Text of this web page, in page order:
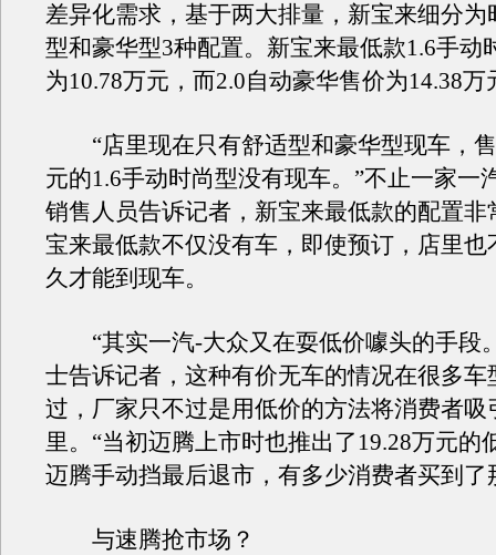
差异化需求，基于两大排量，新宝来细分为
型和豪华型3种配置。新宝来最低款1.6手动
为10.78万元，而2.0自动豪华售价为14.38万
“店里现在只有舒适型和豪华型现车，售
元的1.6手动时尚型没有现车。”不止一家一
销售人员告诉记者，新宝来最低款的配置非
宝来最低款不仅没有车，即使预订，店里也
久才能到现车。
“其实一汽-大众又在耍低价噱头的手段
士告诉记者，这种有价无车的情况在很多车
过，厂家只不过是用低价的方法将消费者吸
里。“当初迈腾上市时也推出了19.28万元的
迈腾手动挡最后退市，有多少消费者买到了
与速腾抢市场？